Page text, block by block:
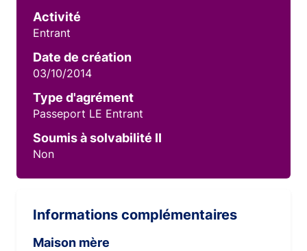
Activité
Entrant
Date de création
03/10/2014
Type d'agrément
Passeport LE Entrant
Soumis à solvabilité II
Non
Informations complémentaires
Maison mère